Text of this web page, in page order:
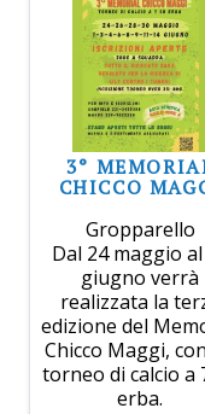
3°
CHICCO
Gropparello
Dal 24 maggio
giugno verrà
realizzata la
edizione del
Chicco Maggi,
torneo di calcio a
erba.